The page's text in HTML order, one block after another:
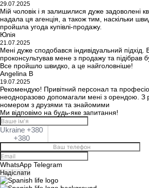
29.07.2025
Мій чоловік і я залишилися дуже задоволені
надала ця агенція, а також тим, наскільки
пройшла угода купівлі-продажу.
Юлія
21.07.2025
Мені дуже сподобався індивідуальний підхід.
проконсультував мене з продажу та підібрав
Все пройшло швидко, а це найголовніше!
Angelina B
19.07.2025
Рекомендую! Привітний персонал та
неодноразово допомагали мені з орендою. З
номером з друзями та знайомими
Ми відповімо на будь-яке запитання!
Ukraine +380
+380
WhatsApp Telegram
Надіслати